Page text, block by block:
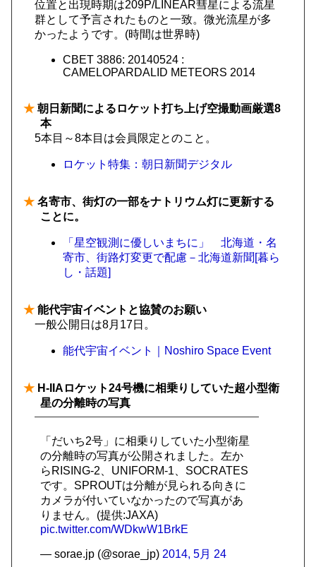
位置と出現時期は209P/LINEAR彗星による流星
群として予言されたものと一致。微光流星が多
かったようです。(時間は世界時)
CBET 3886: 20140524 :
CAMELOPARDALID METEORS 2014
★ 朝日新聞によるロケット打ち上げ空撮動画厳選8
本
5本目～8本目は会員限定とのこと。
ロケット特集：朝日新聞デジタル
★ 名寄市、街灯の一部をナトリウム灯に更新する
ことに。
「星空観測に優しいまちに」 北海道・名
寄市、街路灯変更で配慮－北海道新聞[暮ら
し・話題]
★ 能代宇宙イベントと協賛のお願い
一般公開日は8月17日。
能代宇宙イベント｜Noshiro Space Event
★ H-IIAロケット24号機に相乗りしていた超小型衛
星の分離時の写真
「だいち2号」に相乗りしていた小型衛星
の分離時の写真が公開されました。左か
らRISING-2、UNIFORM-1、SOCRATES
です。SPROUTは分離が見られる向きに
カメラが付いていなかったので写真があ
りません。(提供:JAXA)
pic.twitter.com/WDkwW1BrkE
— sorae.jp (@sorae_jp) 2014, 5月 24